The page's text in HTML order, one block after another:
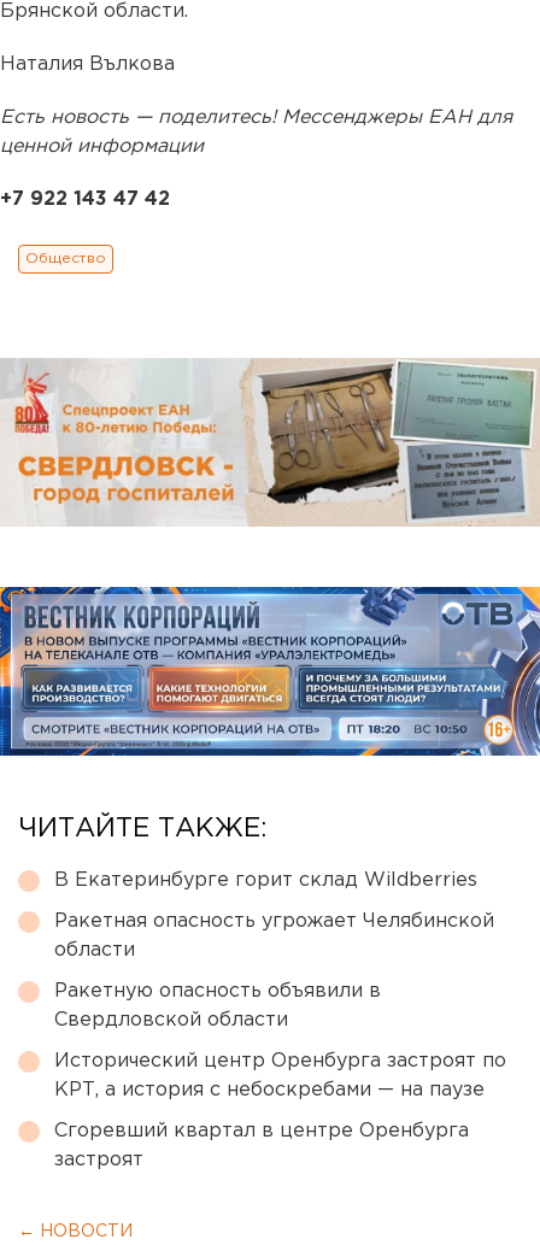
Брянской области.
Наталия Вълкова
Есть новость — поделитесь! Мессенджеры ЕАН для
ценной информации
+7 922 143 47 42
Общество
ЧИТАЙТЕ ТАКЖЕ:
В Екатеринбурге горит склад Wildberries
Ракетная опасность угрожает Челябинской
области
Ракетную опасность объявили в
Свердловской области
Исторический центр Оренбурга застроят по
КРТ, а история с небоскребами — на паузе
Сгоревший квартал в центре Оренбурга
застроят
← НОВОСТИ